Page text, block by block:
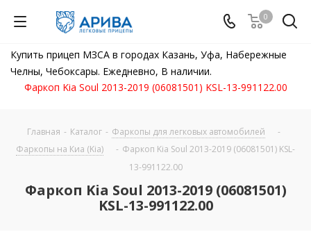
0
Купить прицеп МЗСА в городах Казань, Уфа, Набережные
Челны, Чебоксары. Ежедневно, В наличии.
Фаркоп Kia Soul 2013-2019 (06081501) KSL-13-991122.00
Главная - Каталог - Фаркопы для легковых автомобилей
-
Фаркопы на Киа (Kia)
- Фаркоп Kia Soul 2013-2019 (06081501) KSL-
13-991122.00
Фаркоп Kia Soul 2013-2019 (06081501)
KSL-13-991122.00